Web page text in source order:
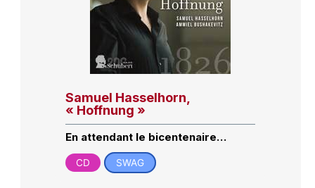
Samuel Hasselhorn,
« Hoffnung »
En attendant le bicentenaire…
CD SWAG